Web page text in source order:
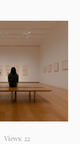
Views: 22